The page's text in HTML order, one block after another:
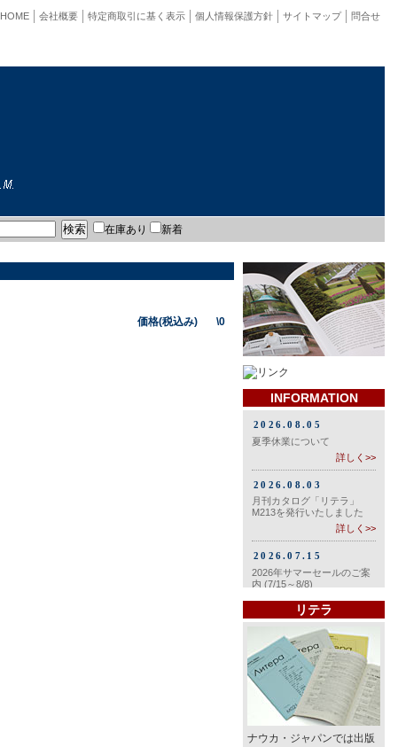
問合せ
サイトマップ
個人情報保護方針
特定商取引に基く表示
会社概要
HOME
在庫あり 新着
価格(税込み) \0
INFORMATION
リテラ
ナウカ・ジャパンでは出版